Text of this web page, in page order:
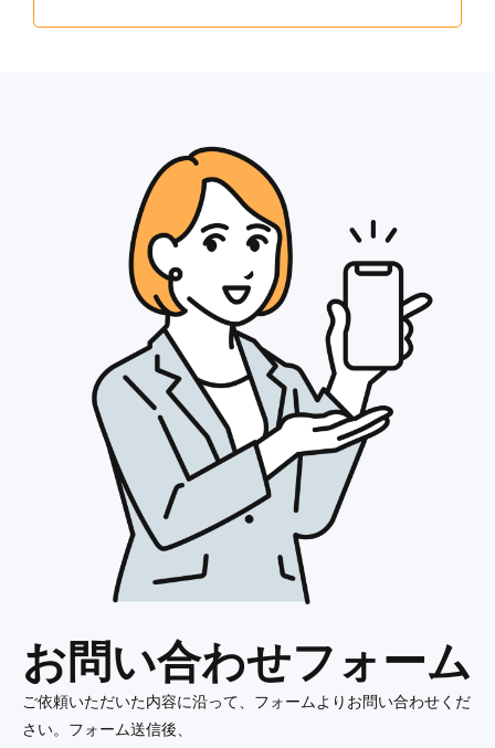
お問い合わせフォーム
ご依頼いただいた内容に沿って、フォームよりお問い合わせくだ
さい。フォーム送信後、